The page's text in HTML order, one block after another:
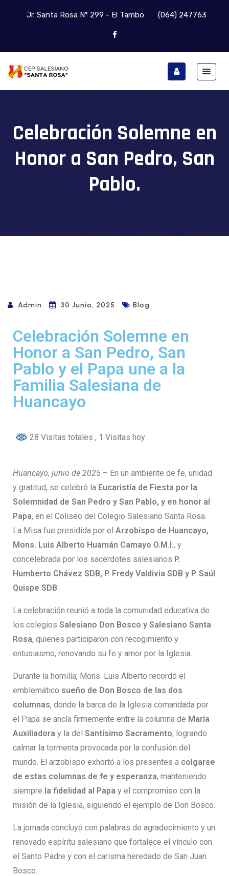
Jr. Santa Rosa N° 299 - El Tambo (064) 247763
Celebración Solemne en
Honor a San Pedro, San
Pablo.
Admin 30 Junio, 2025 Blog
Celebración Solemne en
Honor a San Pedro, San
Pablo y el Papa une a la
Familia Salesiana de
Huancayo
28 Visitas totales , 1 Visitas hoy
Huancayo, junio de 2025 – En un ambiente de fe, unidad
y gratitud, se celebró la Eucaristía de Fiesta por la
Solemnidad de San Pedro y San Pablo, y en honor al
Papa, en el Coliseo del Colegio Salesiano Santa Rosa.
La Misa fue presidida por el Arzobispo de Huancayo,
Mons. Luis Alberto Huamán Camayo O.M.I., y
concelebrada por los sacerdotes salesianos P.
Humberto Chávez SDB, P. Fredy Valdivia SDB y P. Saúl
Quispe SDB
La celebración reunió a toda la comunidad educativa de
los colegios Salesiano Don Bosco y Salesiano Santa
Rosa, quienes participaron con recogimiento y
entusiasmo, renovando su fe y amor por la Iglesia.
Durante la homilía, Mons. Luis Alberto recordó el
emblemático sueño de Don Bosco de las dos
columnas, donde la barca de la Iglesia comandada por
el Papa se ancla firmemente entre la columna de María
Auxiliadora y la del Santísimo Sacramento, logrando
calmar la tormenta provocada por la confusión del
mundo. El arzobispo exhortó a los presentes a colgarse
de estas columnas de fe y esperanza, manteniendo
siempre la fidelidad al Papa y el compromiso con la
misión de la Iglesia, siguiendo el ejemplo de Don Bosco.
La jornada concluyó con palabras de agradecimiento y un
renovado espíritu salesiano que fortalece el vínculo con
el Santo Padre y con el carisma heredado de San Juan
Bosco.